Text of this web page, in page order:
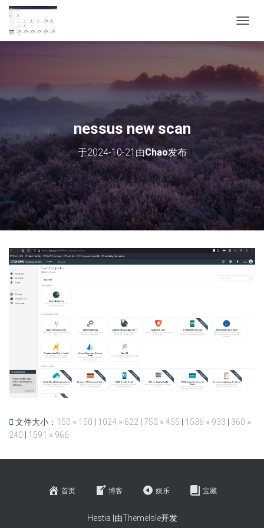
换
nessus new scan
于2024-10-21 由Chao发布
文件大小： 150 × 150 1024 × 622 750 × 455 1536 × 933
360 ×
240
1591 × 966
首页 博客 娱乐 宝藏
Hestia |由ThemeIsle开发